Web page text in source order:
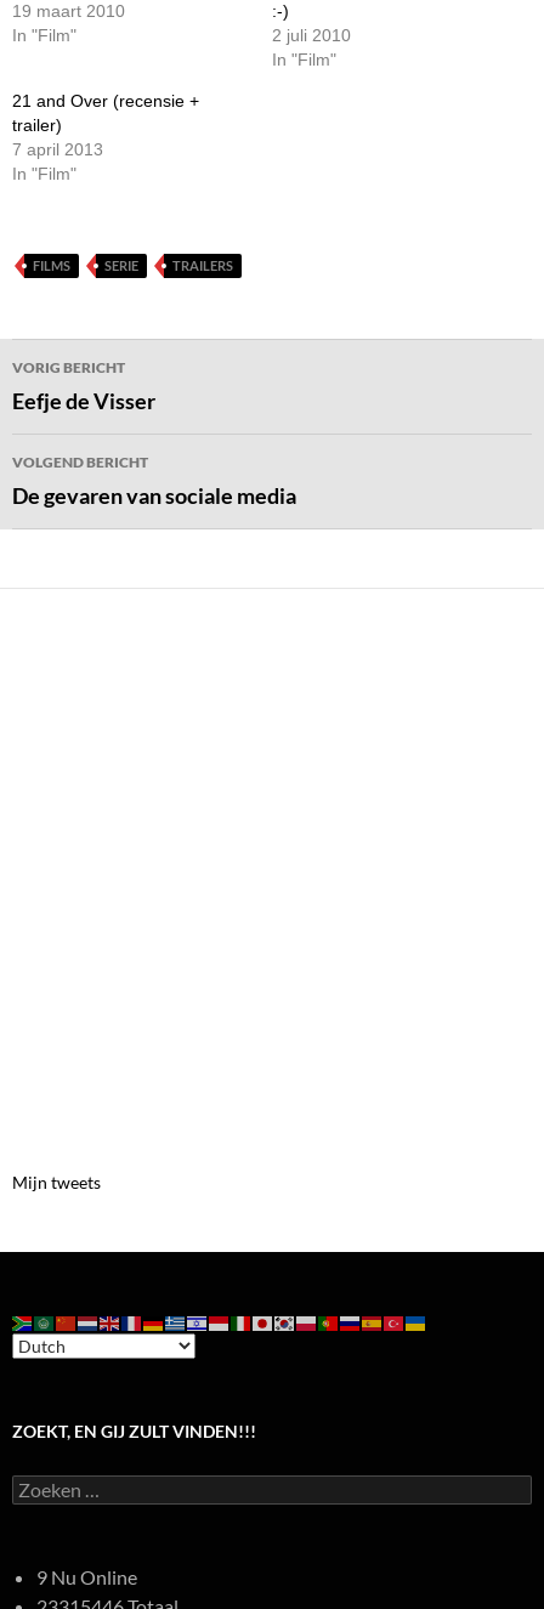
19 maart 2010
In "Film"
:-)
2 juli 2010
In "Film"
21 and Over (recensie +
trailer)
7 april 2013
In "Film"
FILMS SERIE TRAILERS
Bericht
navigatie
VORIG BERICHT
Eefje de Visser
VOLGEND BERICHT
De gevaren van sociale media
Mijn tweets
ZOEKT, EN GIJ ZULT VINDEN!!!
Zoeken
naar:
9 Nu Online